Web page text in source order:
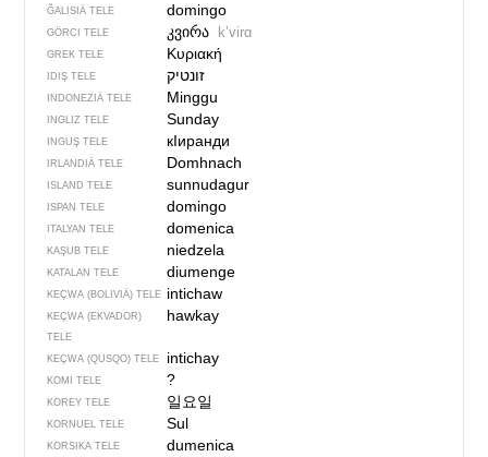
ĞALISIÄ TELE domingo
GÖRCI TELE კვირა kʼvirɑ
GREK TELE Κυριακή
IDIŞ TELE
INDONEZIÄ TELE Minggu
INGLIZ TELE Sunday
INGUŞ TELE кIиранди
IRLANDIÄ TELE Domhnach
ISLAND TELE sunnudagur
ISPAN TELE domingo
ITALYAN TELE domenica
KAŞUB TELE niedzela
KATALAN TELE diumenge
KEÇWA (BOLIVIÄ) TELE intichaw
KEÇWA (EKVADOR)
TELE
hawkay
KEÇWA (QUSQO) TELE intichay
KOMI TELE ?
KOREY TELE 일요일
KORNUEL TELE Sul
KORSIKA TELE dumenica